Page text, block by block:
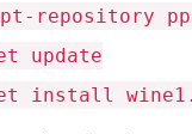
repository
update
install